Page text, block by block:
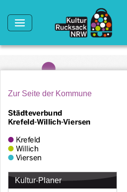
Zur Seite der Kommune
Kultur-Planer